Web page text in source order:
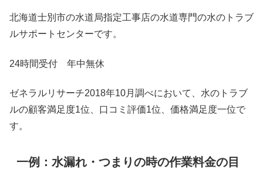
北海道士別市の水道局指定工事店の水道専門の水のトラブ
ルサポートセンターです。
24時間受付 年中無休
ゼネラルリサーチ2018年10月調べにおいて、水のトラブ
ルの顧客満足度1位、口コミ評価1位、価格満足度一位で
す。
一例：水漏れ・つまりの時の作業料金の目